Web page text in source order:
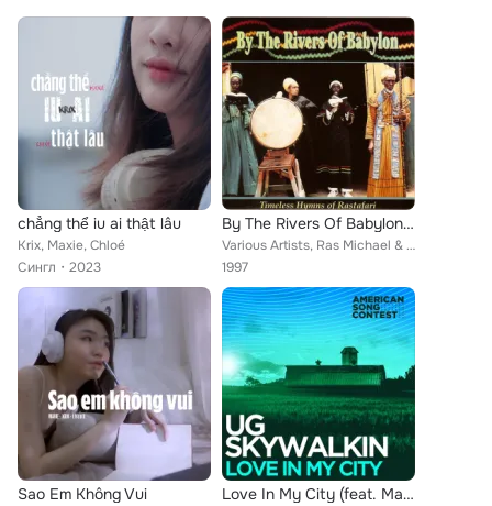
chẳng thể iu ai thật lâu
Krix, Maxie, Chloé
Сингл
2023
By The Rivers Of Babylon: Timeless Hymns of Rastafari
Various Artists, Ras Michael & The Sons Of Negus, Yabby You & The Prophets, Joe Higgs, The Melodians, Augustus Pablo, The Ethiop...
1997
Sao Em Không Vui Love In My City (feat. Maxie) [From “American Song Contest”]